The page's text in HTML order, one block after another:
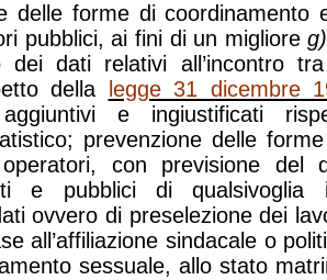
delle forme di coordinamento
pubblici, ai fini di un miglioreg)
dei dati relativi all’incontro
della
legge 31 dicembre
e ingiustificati
prevenzione delle
con previsione del
e pubblici di qualsivoglia
ovvero di preselezione dei
all’affiliazione sindacale o
sessuale, allo stato